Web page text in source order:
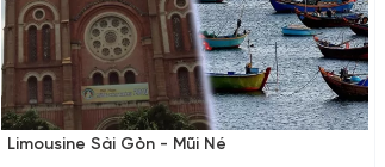
Limousine Sài Gòn - Mũi Né